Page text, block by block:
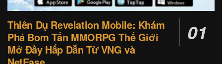
Thiên Dụ Revelation Mobile: Khám
Phá Bom Tấn MMORPG Thế Giới
Mở Đầy Hấp Dẫn Từ VNG và